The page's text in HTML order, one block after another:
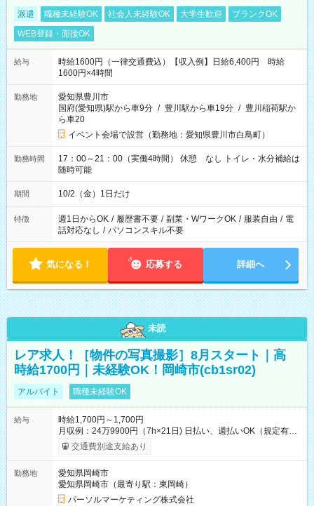
派遣 職種未経験OK 社会人未経験OK 大学生歓迎
ブランクOK
WEB登録・面接OK
給与
時給1600円（一律交通費込）【収入例】日給6,400円 時給
1600円×4時間
勤務地
愛知県豊川市
国府(愛知県)駅から車9分 / 豊川駅から車19分 / 豊川稲荷駅か
ら車20
イベント会場で設営（勤務地：愛知県豊川市白鳥町）
勤務時間
17：00～21：00（実働4時間） 休憩 なし トイレ・水分補給は
随時可能
期間 10/2（金）1日だけ
特徴 週1日からOK / 履歴書不要 / 副業・WワークOK / 服装自由 / 電
話対応なし / パソコンスキル不要
気になる！ 応募する 詳細へ
未読
レア求人！［物件の写真撮影］8月スタート｜高
時給1700円｜未経験OK！岡崎市(cb1sr02)
アルバイト 職種未経験OK
給与
時給1,700円～1,700円
月収例：24万9900円（7h×21日) 日払い、週払いOK（規定有
り） 【試用期間】試用期間なし
交通費別途支給あり
勤務地
愛知県岡崎市
愛知県岡崎市（最寄り駅：東岡崎）
パーソルマーケティング株式会社